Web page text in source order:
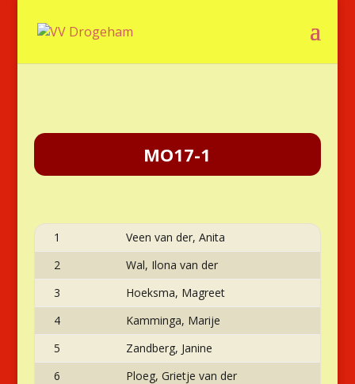
MO17-1
1
Veen van der, Anita
2
Wal, Ilona van der
3
Hoeksma, Magreet
4
Kamminga, Marije
5
Zandberg, Janine
6
Ploeg, Grietje van der